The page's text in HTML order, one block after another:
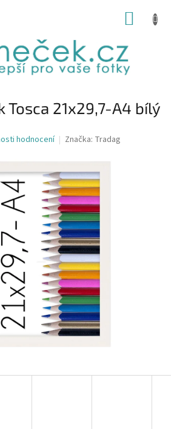
Tosca 21x29,7-A4 bílý
hodnocení Značka: Tradag